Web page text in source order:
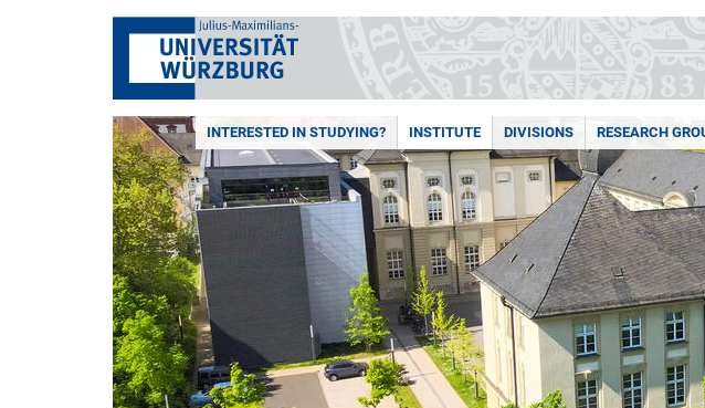
INTERESTED IN STUDYING? INSTITUTE DIVISIONS RESEARCH